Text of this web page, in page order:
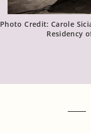
Photo Credit: Carole
Residency